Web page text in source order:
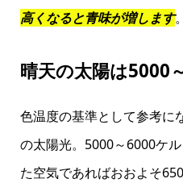
高くなると青味が増します。
晴天の太陽は5000
色温度の基準として参考に
の太陽光。5000～6000ケ
た空気であればおおよそ